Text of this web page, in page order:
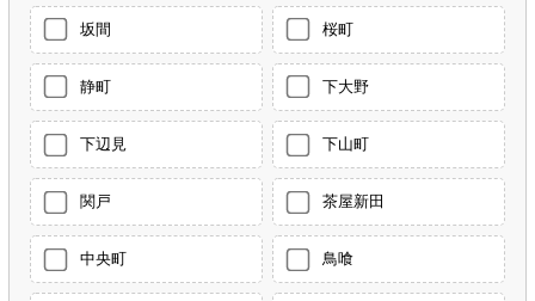
坂間 桜町
静町 下大野
下辺見 下山町
関戸 茶屋新田
中央町 鳥喰